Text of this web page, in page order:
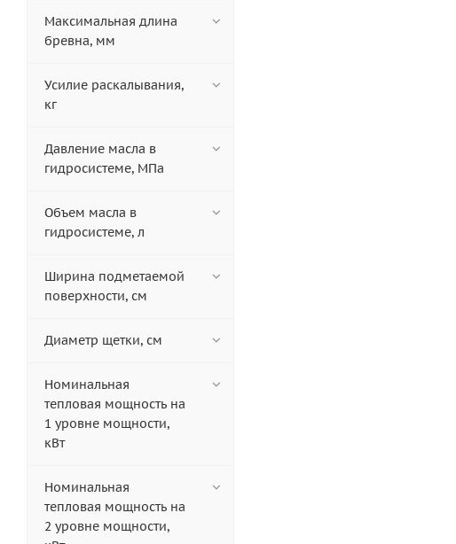
Максимальная длина
бревна, мм
Усилие раскалывания,
кг
Давление масла в
гидросистеме, МПа
Объем масла в
гидросистеме, л
Ширина подметаемой
поверхности, см
Диаметр щетки, см
Номинальная
тепловая мощность на
1 уровне мощности,
кВт
Номинальная
тепловая мощность на
2 уровне мощности,